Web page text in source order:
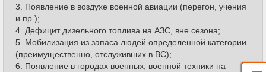
3. Появление в воздухе военной авиации (перегон, учения
и пр.);
4. Дефицит дизельного топлива на АЗС, вне сезона;
5. Мобилизация из запаса людей определенной категории
(преимущественно, отслуживших в ВС);
6. Появление в городах военных, военной техники на